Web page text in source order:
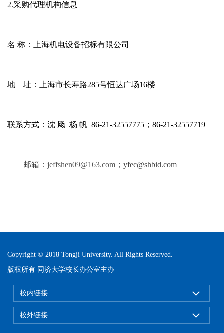
2.采购代理机构信息
名 称：上海机电设备招标有限公
地 址：上海市长寿路285号恒达广场16
联系方式：沈 飏 杨 帆 86-21-32557775 ； 86-21-32557719
邮箱： jeffshen09@163.com ； yfec@shbid.com
Copyright © 2018 Tongji University. All Rights Reserved.
版权所有 同济大学校长办公室主办